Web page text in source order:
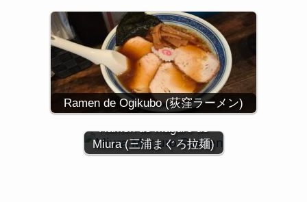
Ramen de Ogikubo (荻窪ラーメン)
Ramen de maguro de
Miura (三浦まぐろ拉麺)